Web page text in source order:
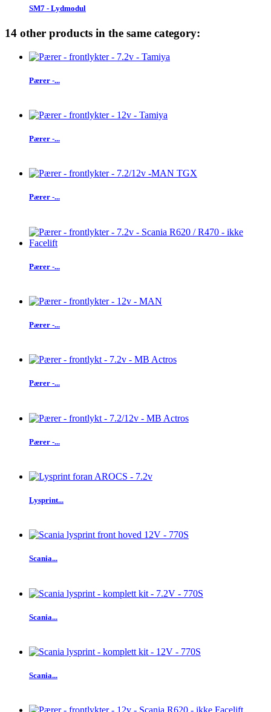
SM7 - Lydmodul
14 other products in the same category:
Pærer -...
Pærer -...
Pærer -...
Pærer -...
Pærer -...
Pærer -...
Pærer -...
Lysprint...
Scania...
Scania...
Scania...